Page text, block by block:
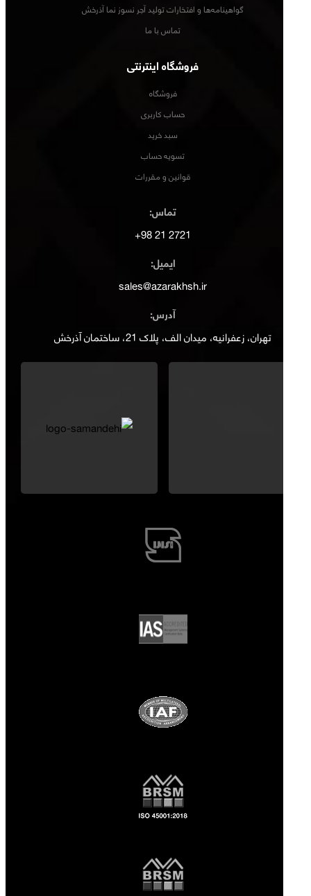
گواهینامه‌ها و افتخارات تولید آجر نسوز نما آذرخش
تماس با ما
فروشگاه اینترنتی
فروشگاه
حساب کاربری
سبد خرید
تسویه حساب
قوانین و مقررات
تماس:
2721 21 98+
ایمیل:
sales@azarakhsh.ir
آدرس:
تهران، زعفرانیه، میدان الف، پلاک 21، ساختمان آذرخش